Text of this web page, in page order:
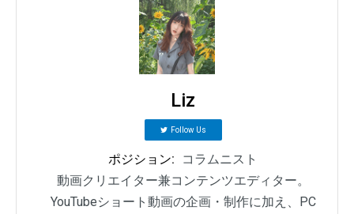
Liz
Follow Us
ポジション:
コラムニスト
動画クリエイター兼コンテンツエディター。
YouTubeショート動画の企画・制作に加え、PC